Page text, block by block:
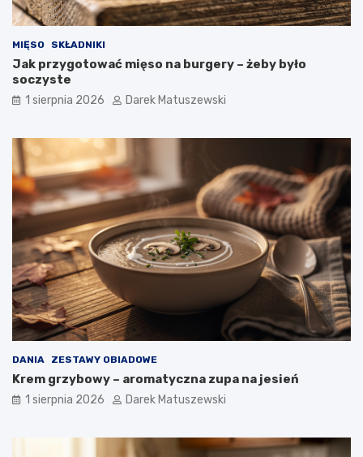
MIĘSO SKŁADNIKI
Jak przygotować mięso na burgery – żeby było
soczyste
1 sierpnia 2026 Darek Matuszewski
DANIA ZESTAWY OBIADOWE
Krem grzybowy – aromatyczna zupa na jesień
1 sierpnia 2026 Darek Matuszewski